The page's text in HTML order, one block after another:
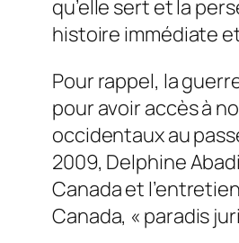
qu’elle sert et la
histoire immédiate
Pour rappel, la
pour avoir accès à
occidentaux au
2009, Delphine
Canada et
Canada, « paradis